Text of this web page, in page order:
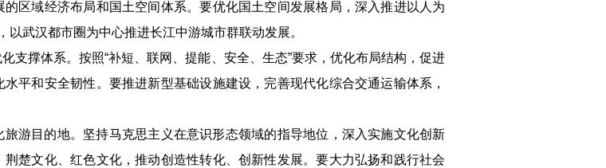
区域经济布局和国土空间体系。要优化国土空间发展格局，深入推进以人为
武汉都市圈为中心推进长江中游城市群联动发展。
支撑体系。按照“补短、联网、提能、安全、生态”要求，优化布局结构，促进
平和安全韧性。要推进新型基础设施建设，完善现代化综合交通运输体系，
游目的地。坚持马克思主义在意识形态领域的指导地位，深入实施文化创新
楚文化、红色文化，推动创造性转化、创新性发展。要大力弘扬和践行社会